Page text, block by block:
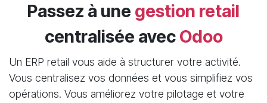
Passez à une gestion retail
centralisée avec Odoo
Un ERP retail vous aide à structurer votre activité.
Vous centralisez vos données et vous simplifiez vos
opérations. Vous améliorez votre pilotage et votre